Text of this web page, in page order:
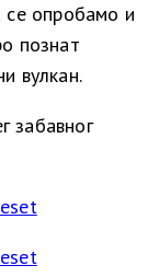
се опробамо и
познат
вулкан.
забавног